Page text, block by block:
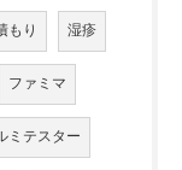
もり 湿疹
ファミマ
ミテスター